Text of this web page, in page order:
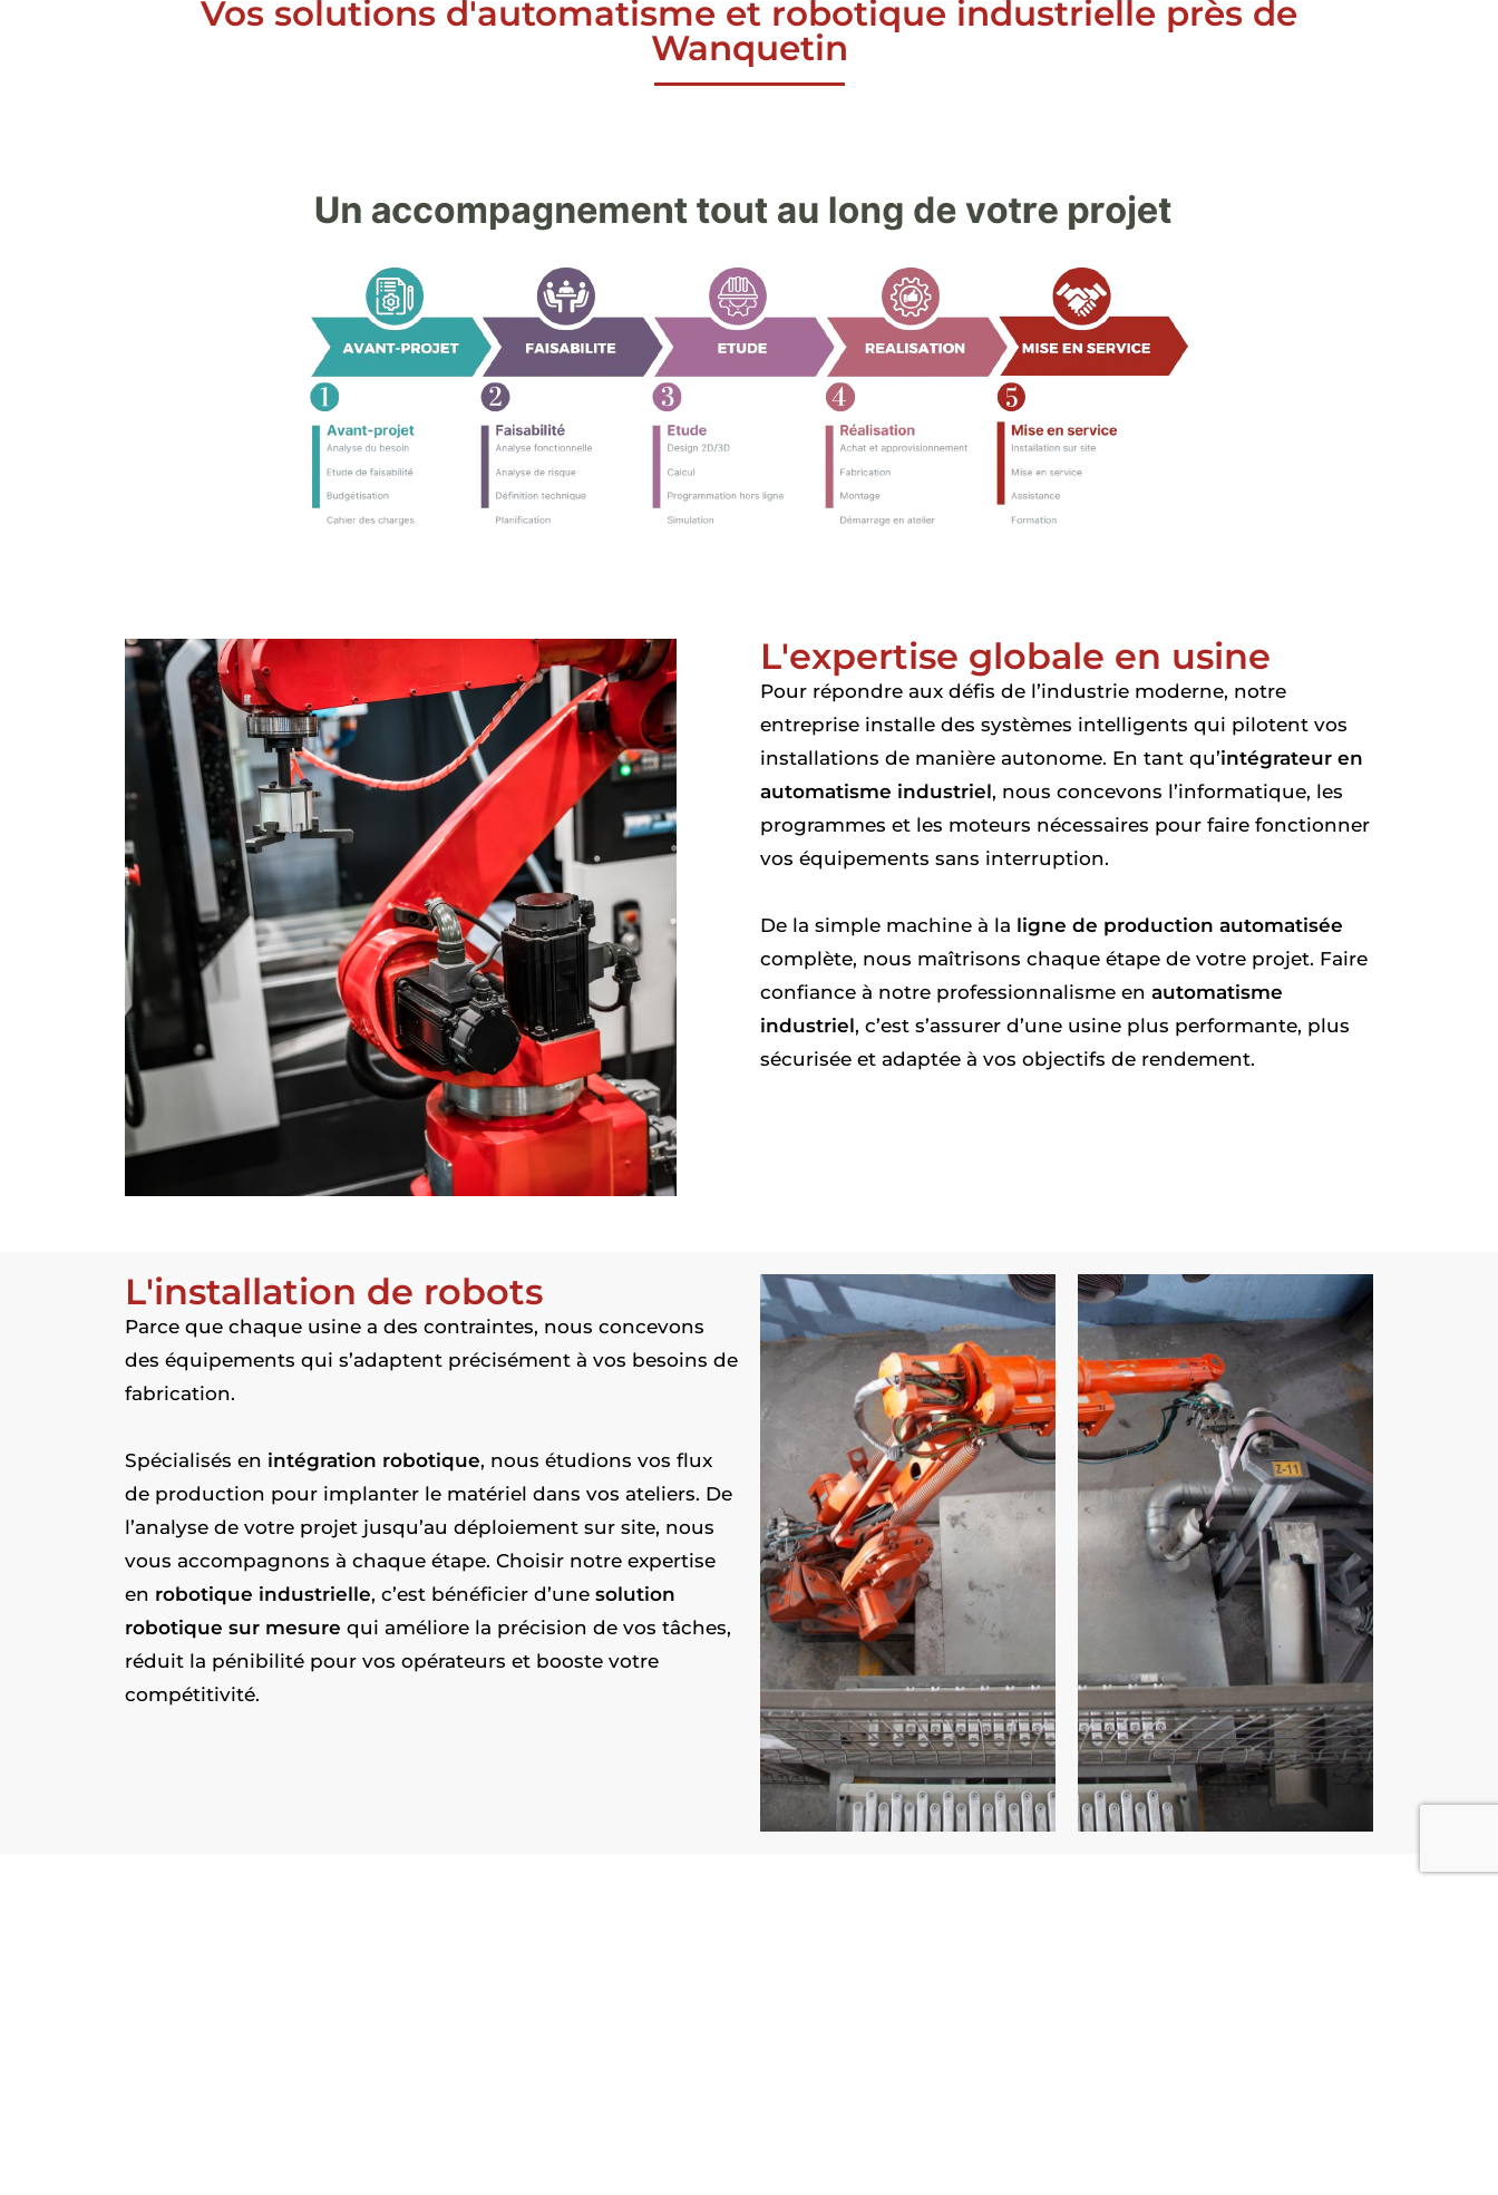
Vos solutions d'automatisme et robotique industrielle près de
Wanquetin
L'expertise globale en usine
Pour répondre aux défis de l’industrie moderne, notre
entreprise installe des systèmes intelligents qui pilotent vos
installations de manière autonome. En tant qu’intégrateur en
automatisme industriel, nous concevons l’informatique, les
programmes et les moteurs nécessaires pour faire fonctionner
vos équipements sans interruption.
De la simple machine à la ligne de production automatisée
complète, nous maîtrisons chaque étape de votre projet. Faire
confiance à notre professionnalisme en automatisme
industriel, c’est s’assurer d’une usine plus performante, plus
sécurisée et adaptée à vos objectifs de rendement.
L'installation de robots
Parce que chaque usine a des contraintes, nous concevons
des équipements qui s’adaptent précisément à vos besoins de
fabrication.
Spécialisés en intégration robotique, nous étudions vos flux
de production pour implanter le matériel dans vos ateliers. De
l’analyse de votre projet jusqu’au déploiement sur site, nous
vous accompagnons à chaque étape. Choisir notre expertise
en robotique industrielle, c’est bénéficier d’une solution
robotique sur mesure qui améliore la précision de vos tâches,
réduit la pénibilité pour vos opérateurs et booste votre
compétitivité.